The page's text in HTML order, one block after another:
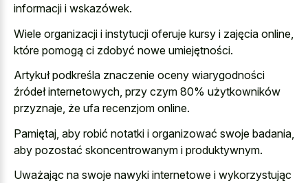
informacji i wskazówek.
Wiele organizacji i instytucji oferuje kursy i zajęcia online,
które pomogą ci zdobyć nowe umiejętności.
Artykuł podkreśla znaczenie oceny wiarygodności
źródeł internetowych, przy czym 80% użytkowników
przyznaje, że ufa recenzjom online.
Pamiętaj, aby robić notatki i organizować swoje badania,
aby pozostać skoncentrowanym i produktywnym.
Uważając na swoje nawyki internetowe i wykorzystując